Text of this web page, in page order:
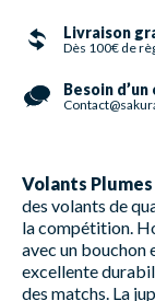
Livraison
Dès 100€ de
Besoin d’un
Volants
des volants de
la compétition.
avec un bouchon
excellente
des matchs. La